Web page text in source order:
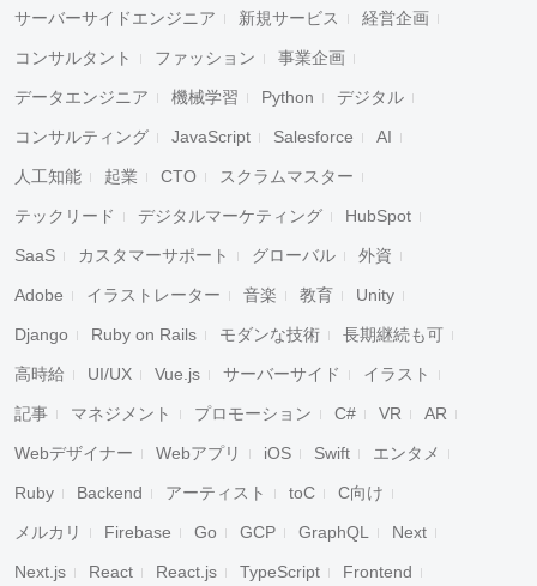
サーバーサイドエンジニア 新規サービス 経営企画
コンサルタント ファッション 事業企画
データエンジニア 機械学習 Python デジタル
コンサルティング JavaScript Salesforce AI
人工知能 起業 CTO スクラムマスター
テックリード デジタルマーケティング HubSpot
SaaS カスタマーサポート グローバル 外資
Adobe イラストレーター 音楽 教育 Unity
Django Ruby on Rails モダンな技術 長期継続も可
高時給 UI/UX Vue.js サーバーサイド イラスト
記事 マネジメント プロモーション C# VR AR
Webデザイナー Webアプリ iOS Swift エンタメ
Ruby Backend アーティスト toC C向け
メルカリ Firebase Go GCP GraphQL Next
Next.js React React.js TypeScript Frontend